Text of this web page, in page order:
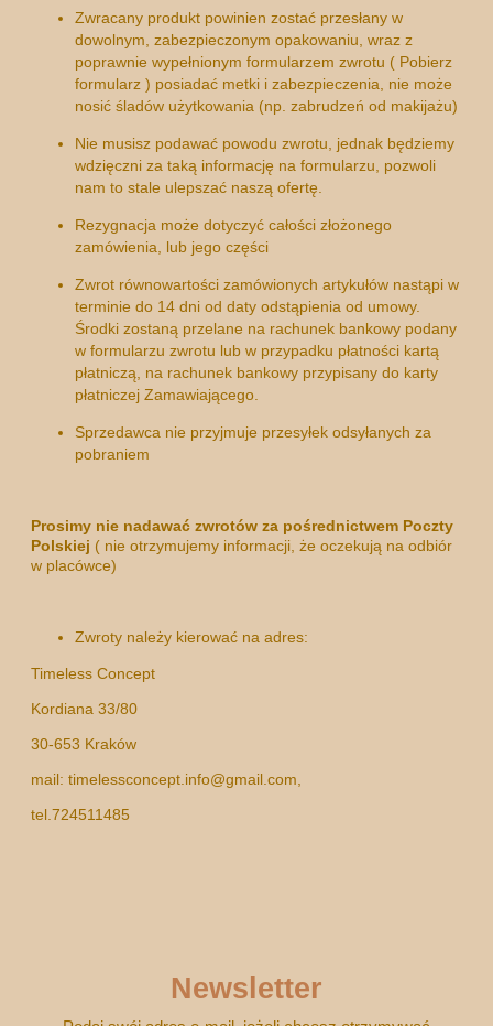
Zwracany produkt powinien zostać przesłany w
dowolnym, zabezpieczonym opakowaniu, wraz z
poprawnie wypełnionym formularzem zwrotu ( Pobierz
formularz ) posiadać metki i zabezpieczenia, nie może
nosić śladów użytkowania (np. zabrudzeń od makijażu)
Nie musisz podawać powodu zwrotu, jednak będziemy
wdzięczni za taką informację na formularzu, pozwoli
nam to stale ulepszać naszą ofertę.
Rezygnacja może dotyczyć całości złożonego
zamówienia, lub jego części
Zwrot równowartości zamówionych artykułów nastąpi w
terminie do 14 dni od daty odstąpienia od umowy.
Środki zostaną przelane na rachunek bankowy podany
w formularzu zwrotu lub w przypadku płatności kartą
płatniczą, na rachunek bankowy przypisany do karty
płatniczej Zamawiającego.
Sprzedawca nie przyjmuje przesyłek odsyłanych za
pobraniem
Prosimy nie nadawać zwrotów za pośrednictwem Poczty
Polskiej ( nie otrzymujemy informacji, że oczekują na odbiór
w placówce)
Zwroty należy kierować na adres:
Timeless Concept
Kordiana 33/80
30-653 Kraków
mail: timelessconcept.info@gmail.com,
tel.724511485
Newsletter